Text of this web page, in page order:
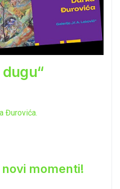
Đurovića.
momenti!